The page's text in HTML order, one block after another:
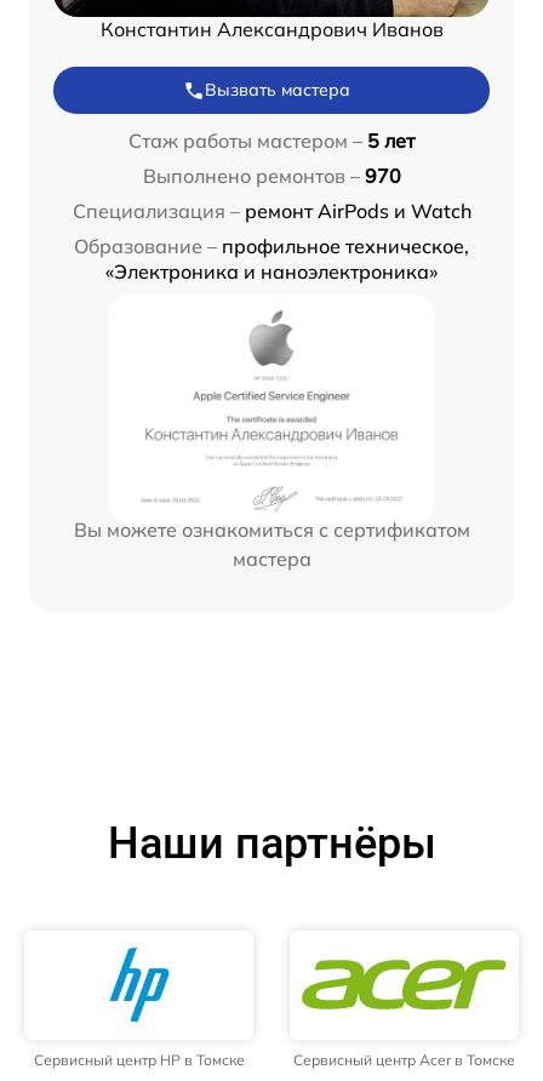
Константин Александрович Иванов
Вызвать мастера
Стаж работы мастером – 5 лет
Выполнено ремонтов – 970
Специализация – ремонт AirPods и Watch
Образование – профильное техническое,
«Электроника и наноэлектроника»
Вы можете ознакомиться с сертификатом
мастера
Наши партнёры
Сервисный центр HP в Томске Сервисный центр Acer в Томске